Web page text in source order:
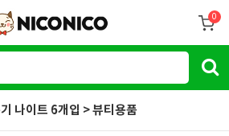
0
나이트 6개입 > 뷰티용품